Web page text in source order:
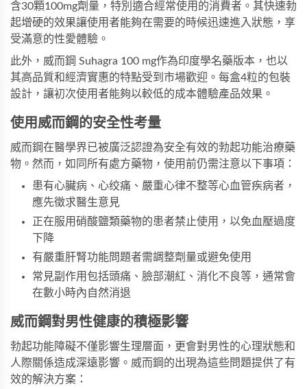
含30顆100mg劑量，特別適合經常使用的消費者。其快速勃
起增硬的效果讓使用者能夠在需要的時候迅速進入狀態，享
受滿意的性愛體驗。
此外， 威而鋼 Suhagra 100 mg作為印度學名藥版本，也以
其高品質和經濟實惠的特點受到市場歡迎。每盒4粒的包裝
設計，讓初次使用者能夠以較低的成本體驗產品效果。
使用威而鋼的安全性考量
威而鋼在醫學界已被廣泛認證為安全有效的勃起功能治療藥
物。然而，如同所有處方藥物，使用前仍需注意以下事項：
患有心臟病、心绞痛、嚴重心律不整等心血管疾病者，
應先徵求醫生意見
正在服用硝酸鹽類藥物的患者禁止使用，以免血壓過度
下降
有嚴重肝腎功能問題者需調整劑量或避免使用
常見副作用包括頭痛、臉部潮紅、消化不良等，通常會
在數小時內自然消退
威而鋼對男性健康的積極影響
勃起功能障礙不僅影響生理層面，更會對男性的心理狀態和
人際關係造成深遠影響。威而鋼的出現為這些問題提供了有
效的解決方案：